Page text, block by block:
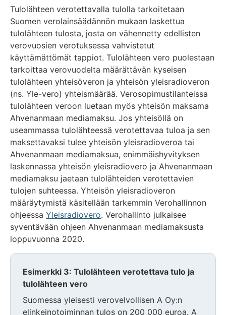
Tulolähteen verotettavalla tulolla tarkoitetaan
Suomen verolainsäädännön mukaan laskettua
tulolähteen tulosta, josta on vähennetty edellisten
verovuosien verotuksessa vahvistetut
käyttämättömät tappiot. Tulolähteen vero puolestaan
tarkoittaa verovuodelta määrättävän kyseisen
tulolähteen yhteisöveron ja yhteisön yleisradioveron
(ns. Yle-vero) yhteismäärää. Verosopimustilanteissa
tulolähteen veroon luetaan myös yhteisön maksama
Ahvenanmaan mediamaksu. Jos yhteisöllä on
useammassa tulolähteessä verotettavaa tuloa ja sen
maksettavaksi tulee yhteisön yleisradioveroa tai
Ahvenanmaan mediamaksua, enimmäishyvityksen
laskennassa yhteisön yleisradiovero ja Ahvenanmaan
mediamaksu jaetaan tulolähteiden verotettavien
tulojen suhteessa. Yhteisön yleisradioveron
määräytymistä käsitellään tarkemmin Verohallinnon
ohjeessa Yleisradiovero. Verohallinto julkaisee
syventävään ohjeen Ahvenanmaan mediamaksusta
loppuvuonna 2020.
Esimerkki 3: Tulolähteen verotettava tulo ja
tulolähteen vero
Suomessa yleisesti verovelvollisen A Oy:n
elinkeinotoiminnan tulos on 200 000 euroa. A